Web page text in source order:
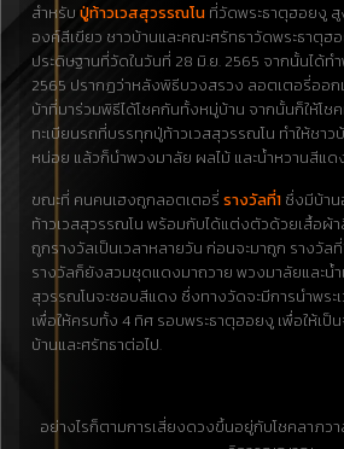
สำหรับ ปู่ท้าวเวสสุวรรณโน ที่วัดพระธาตุฮอยงู สู
องค์สีเขียว ชาวบ้านและคณะศรัทธาวัดพระธาตุฮ
ประดิษฐานที่วัดในวันที่ 28 มิ.ย. 2565 จากนั้นได้
2565 ปรากฏว่าหลังพิธีบวงสรวง ลอตเตอรี่ออก
บ้าที่มาร่วมพิธีได้โชคกันทั้งหมู่บ้าน จากนั้นก็ให้โช
ทะเบียนรถที่บรรทุกปู่ท้าวเวสสุวรรณโน ทำให้ชาว
หน่อย แล้วก็นำพวงมาลัย ผลไม้ และน้ำหวานสีแด
ขณะที่ คนคนเฮงถูกลอตเตอรี่ รางวัลที่1 ซึ่งมีบ้า
ท้าวเวสสุวรรณโน พร้อมกับได้แต่งตัวด้วยเสื้อผ้
ถูกรางวัลเป็นเวลาหลายวัน ก่อนจะมาถูก รางวัล
รางวัลก็ยังสวมชุดแดงมาถวาย พวงมาลัยและน้
สุวรรณโนจะชอบสีแดง ซึ่งทางวัดจะมีการนำพร
เพื่อให้ครบทั้ง 4 ทิศ รอบพระธาตุฮอยงู เพื่อให้เ
บ้านและศรัทธาต่อไป.
อย่างไรก็ตามการเสี่ยงดวงขึ้นอยู่กับโชคลาภว